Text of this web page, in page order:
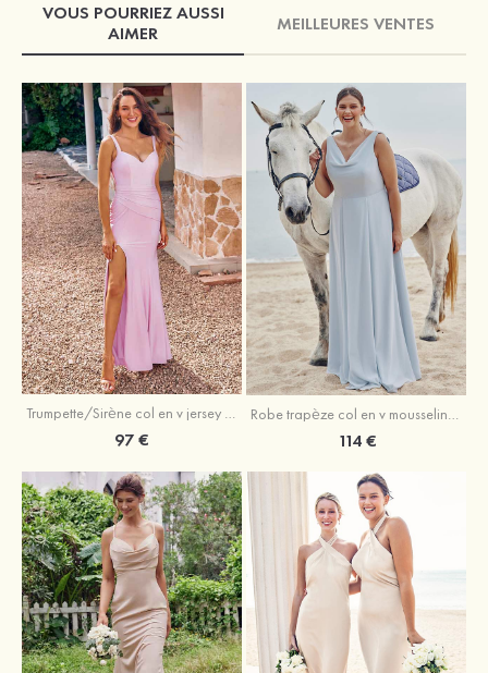
VOUS POURRIEZ AUSSI
AIMER
MEILLEURES VENTES
Trumpette/Sirène col en v jersey ras du sol robe de demoiselle d'honneur
97 € 114 €